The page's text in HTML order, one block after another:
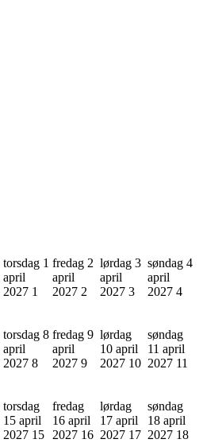
torsdag 1
april
2027 1
fredag 2
april
2027 2
lørdag 3
april
2027 3
søndag 4
april
2027 4
torsdag 8
april
2027 8
fredag 9
april
2027 9
lørdag
10 april
2027 10
søndag
11 april
2027 11
torsdag
15 april
2027 15
fredag
16 april
2027 16
lørdag
17 april
2027 17
søndag
18 april
2027 18